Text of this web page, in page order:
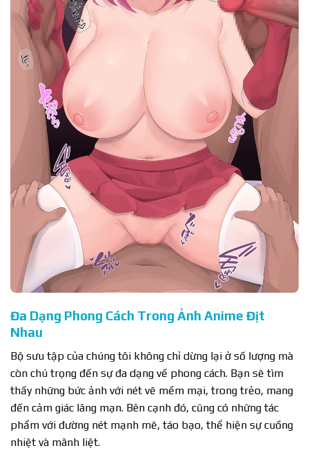
Đa Dạng Phong Cách Trong Ảnh Anime Địt
Nhau
Bộ sưu tập của chúng tôi không chỉ dừng lại ở số lượng mà
còn chú trọng đến sự đa dạng về phong cách. Bạn sẽ tìm
thấy những bức ảnh với nét vẽ mềm mại, trong trẻo, mang
đến cảm giác lãng mạn. Bên cạnh đó, cũng có những tác
phẩm với đường nét mạnh mẽ, táo bạo, thể hiện sự cuồng
nhiệt và mãnh liệt.